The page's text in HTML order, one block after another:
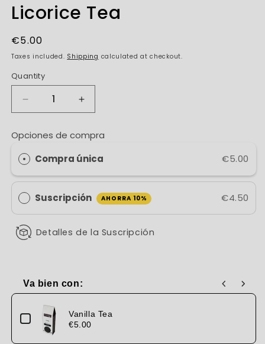
in
Licorice Tea
Regular
price
€5.00
Taxes included. Shipping calculated at checkout.
Quantity
Decrease
quantity
for
Licorice
Tea
Increase
quantity
Licorice
Tea
Opciones de compra
Compra única
€5.00
Suscripción AHORRA 10% €4.50
Detalles de la Suscripción
Va bien con:
Use the Previous and Next buttons to navigate through
Vanilla Tea
€5.00